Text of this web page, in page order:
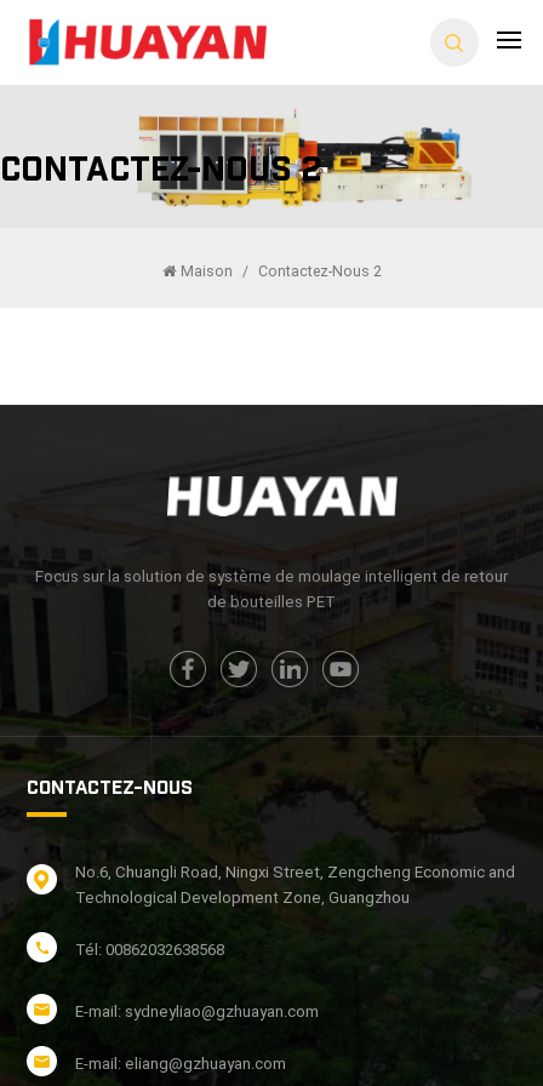
Contactez-Nous 2
Maison / Contactez-Nous 2
Focus sur la solution de système de moulage intelligent de retour
de bouteilles PET
CONTACTEZ-NOUS
No.6, Chuangli Road, Ningxi Street, Zengcheng Economic and
Technological Development Zone, Guangzhou
Tél: 00862032638568
E-mail: sydneyliao@gzhuayan.com
E-mail: eliang@gzhuayan.com